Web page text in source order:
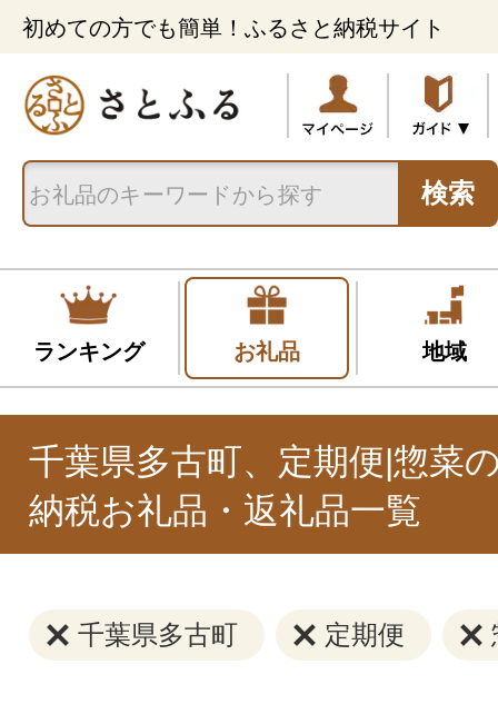
初めての方でも簡単！ふるさと納税サイト
検索
ランキング お礼品 地域
千葉県多古町、定期便|惣菜
納税お礼品・返礼品一覧
千葉県多古町 定期便